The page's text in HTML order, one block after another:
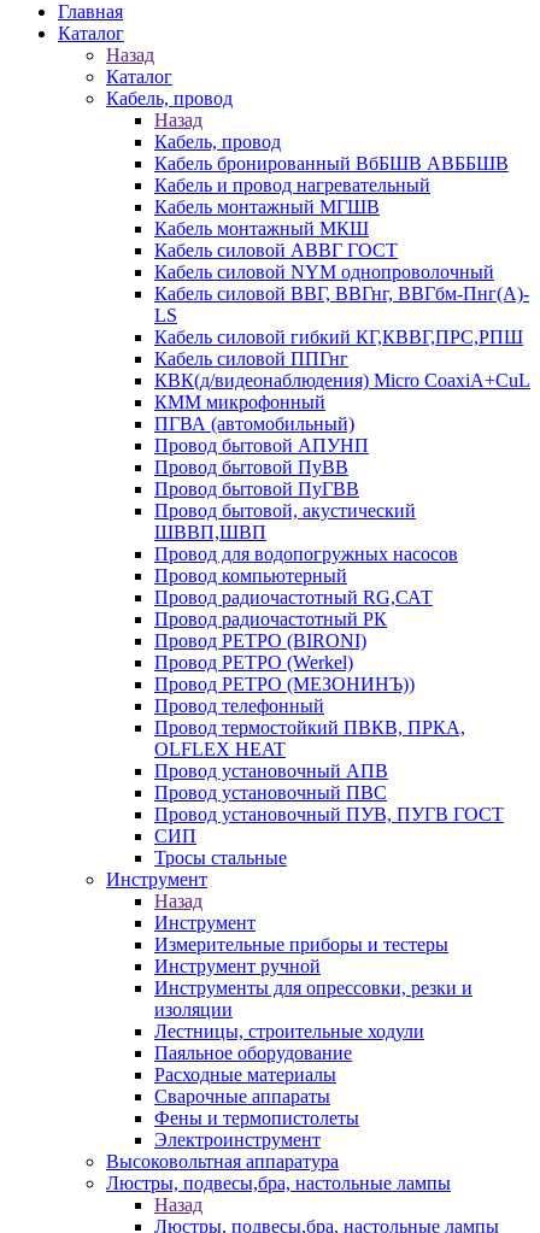
Главная
Каталог
Назад
Каталог
Кабель, провод
Назад
Кабель, провод
Кабель бронированный ВбБШВ АВББШВ
Кабель и провод нагревательный
Кабель монтажный МГШВ
Кабель монтажный МКШ
Кабель силовой АВВГ ГОСТ
Кабель силовой NYM однопроволочный
Кабель силовой ВВГ, ВВГнг, ВВГбм-Пнг(А)-
LS
Кабель силовой гибкий КГ,КВВГ,ПРС,РПШ
Кабель силовой ППГнг
КВК(д/видеонаблюдения) Micro CoaxiA+CuL
КММ микрофонный
ПГВА (автомобильный)
Провод бытовой АПУНП
Провод бытовой ПуВВ
Провод бытовой ПуГВВ
Провод бытовой, акустический
ШВВП,ШВП
Провод для водопогружных насосов
Провод компьютерный
Провод радиочастотный RG,САТ
Провод радиочастотный РК
Провод РЕТРО (BIRONI)
Провод РЕТРО (Werkel)
Провод РЕТРО (МЕЗОНИНЪ))
Провод телефонный
Провод термостойкий ПВКВ, ПРКА,
OLFLEX HEAT
Провод установочный АПВ
Провод установочный ПВС
Провод установочный ПУВ, ПУГВ ГОСТ
СИП
Тросы стальные
Инструмент
Назад
Инструмент
Измерительные приборы и тестеры
Инструмент ручной
Инструменты для опрессовки, резки и
изоляции
Лестницы, строительные ходули
Паяльное оборудование
Расходные материалы
Сварочные аппараты
Фены и термопистолеты
Электроинструмент
Высоковольтная аппаратура
Люстры, подвесы,бра, настольные лампы
Назад
Люстры, подвесы,бра, настольные лампы